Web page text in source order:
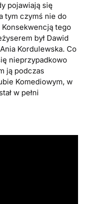
pojawiają się
tym czymś nie do
tego
był Dawid
Kordulewska. Co
nieprzypadkowo
ją podczas
Komediowym, w
w pełni